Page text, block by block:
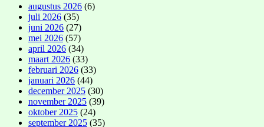
augustus 2026 (6)
juli 2026 (35)
juni 2026 (27)
mei 2026 (57)
april 2026 (34)
maart 2026 (33)
februari 2026 (33)
januari 2026 (44)
december 2025 (30)
november 2025 (39)
oktober 2025 (24)
september 2025 (35)